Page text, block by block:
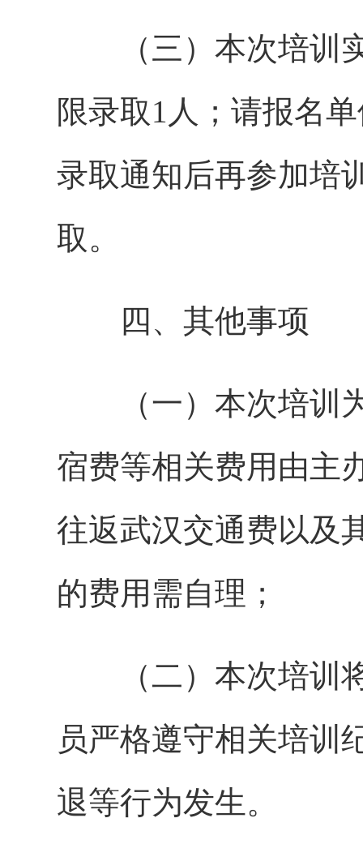
（三）本次培训实
限录取1人；请报名
录取通知后再参加培
取。
四、其他事项
（一）本次培训为
宿费等相关费用由主
往返武汉交通费以及
的费用需自理；
（二）本次培训将
员严格遵守相关培训
退等行为发生。